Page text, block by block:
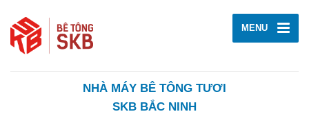
MENU
NHÀ MÁY BÊ TÔNG TƯƠI
SKB BẮC NINH